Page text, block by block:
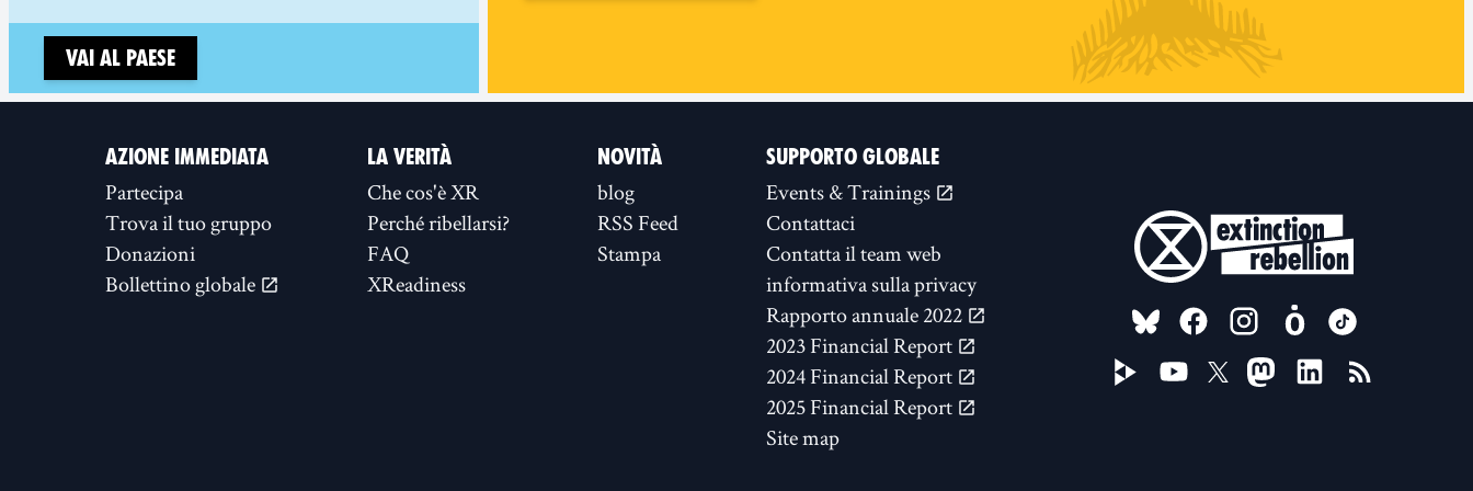
Vai al paese
AZIONE IMMEDIATA
Partecipa
Trova il tuo gruppo
Donazioni
Bollettino globale
LA VERITÀ
Che cos'è XR
Perché ribellarsi?
FAQ
XReadiness
NOVITÀ
blog
RSS Feed
Stampa
SUPPORTO GLOBALE
Events & Trainings
Contattaci
Contatta il team web
informativa sulla privacy
Rapporto annuale 2022
2023 Financial Report
2024 Financial Report
2025 Financial Report
Site map
FOLLOW US ON